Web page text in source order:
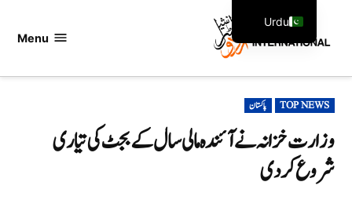
Menu
POSTED
IN
TOP NEWS پاکستان
وزارت خزانہ نے آئندہ مالی سال کے بجٹ کی تیاری
شروع کر دی
Urdu
English